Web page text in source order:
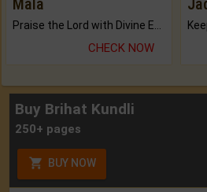
CHECK NOW
Buy Brihat Kundli
250+ pages
BUY NOW